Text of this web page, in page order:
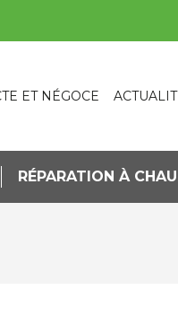
ET NÉGOCE
RÉPARATION À